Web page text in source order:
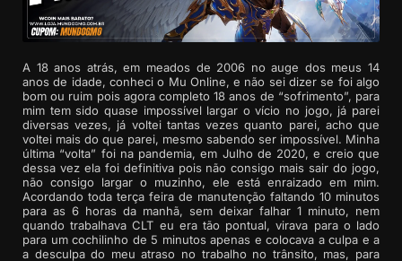
A 18 anos atrás, em meados de 2006 no auge dos meus 14
anos de idade, conheci o Mu Online, e não sei dizer se foi algo
bom ou ruim pois agora completo 18 anos de “sofrimento”, para
mim tem sido quase impossível largar o vício no jogo, já parei
diversas vezes, já voltei tantas vezes quanto parei, acho que
voltei mais do que parei, mesmo sabendo ser impossível. Minha
última “volta” foi na pandemia, em Julho de 2020, e creio que
dessa vez ela foi definitiva pois não consigo mais sair do jogo,
não consigo largar o muzinho, ele está enraizado em mim.
Acordando toda terça feira de manutenção faltando 10 minutos
para as 6 horas da manhã, sem deixar falhar 1 minuto, nem
quando trabalhava CLT eu era tão pontual, virava para o lado
para um cochilinho de 5 minutos apenas e colocava a culpa e a
a desculpa do meu atraso no trabalho no trânsito, mas, para